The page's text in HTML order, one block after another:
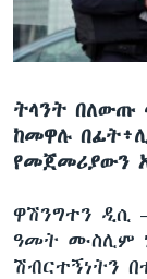
ትላንት በለውጡ
ከመዋሉ
የመጀመሪያውን
ዋሽንግተን ዲሲ
ዓመት ሙስሊም
ሽብርተኝነትን